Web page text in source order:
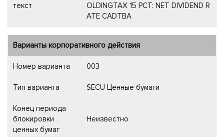
текст
OLDINGTAX 15 PCT: NET DIVIDEND R
ATE CADTBA
Варианты корпоративного действия
Номер варианта 003
Тип варианта SECU Ценные бумаги
Конец периода
блокировки
ценных бумаг
Неизвестно